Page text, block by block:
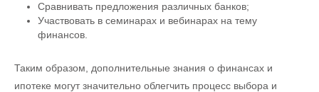
Сравнивать предложения различных банков;
Участвовать в семинарах и вебинарах на тему
финансов.
Таким образом, дополнительные знания о финансах и
ипотеке могут значительно облегчить процесс выбора и